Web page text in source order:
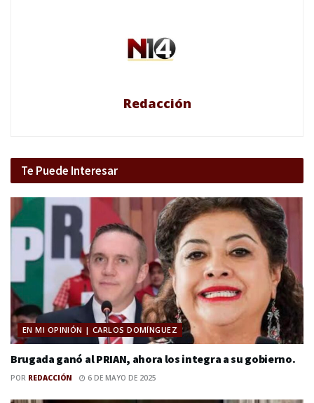
Redacción
Te Puede Interesar
EN MI OPINIÓN | CARLOS DOMÍNGUEZ
Brugada ganó al PRIAN, ahora los integra a su gobierno.
POR REDACCIÓN 6 DE MAYO DE 2025